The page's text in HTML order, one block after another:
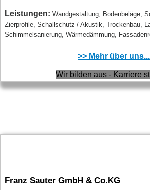
Leistungen: Wandgestaltung, Bodenbeläge,
Zierprofile, Schallschutz / Akustik, Trockenbau,
Schimmelsanierung, Wärmedämmung,
>> Mehr über uns...
Wir bilden aus - Karriere
Franz Sauter GmbH & Co.KG